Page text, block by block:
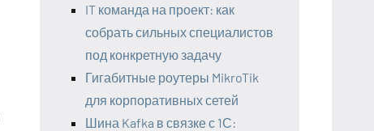
IT команда на проект: как
собрать сильных специалистов
под конкретную задачу
Гигабитные роутеры MikroTik
для корпоративных сетей
Шина Kafka в связке с 1С: